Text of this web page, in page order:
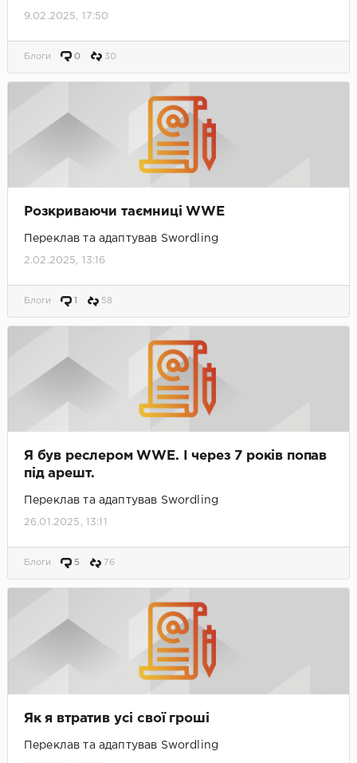
9.02.2025, 17:50
Блоги 0 30
Розкриваючи таємниці WWE
Переклав та адаптував Swordling
2.02.2025, 13:16
Блоги 1 58
Я був реслером WWE. І через 7 років попав
під арешт.
Переклав та адаптував Swordling
26.01.2025, 13:11
Блоги 5 76
Як я втратив усі свої гроші
Переклав та адаптував Swordling